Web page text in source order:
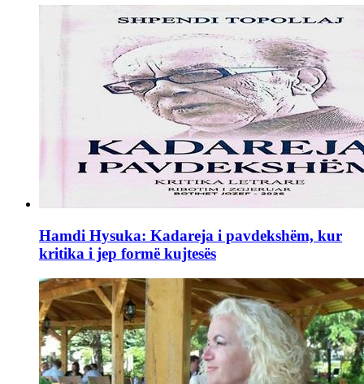
Hamdi Hysuka: Kadareja i pavdekshëm, kur
kritika i jep formë kujtesës